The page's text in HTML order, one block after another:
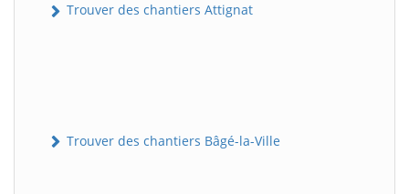
Trouver des chantiers Attignat
Trouver des chantiers Bâgé-la-Ville